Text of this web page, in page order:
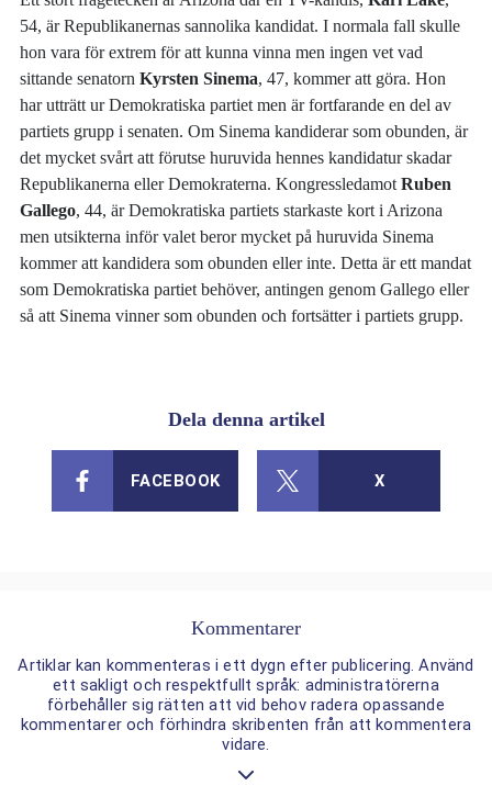
54, är Republikanernas sannolika kandidat. I normala fall skulle
hon vara för extrem för att kunna vinna men ingen vet vad
sittande senatornKyrsten Sinema, 47, kommer att göra. Hon
har utträtt ur Demokratiska partiet men är fortfarande en del av
partiets grupp i senaten. Om Sinema kandiderar som obunden, är
det mycket svårt att förutse huruvida hennes kandidatur skadar
Republikanerna eller Demokraterna. KongressledamotRuben
Gallego, 44, är Demokratiska partiets starkaste kort i Arizona
men utsikterna inför valet beror mycket på huruvida Sinema
kommer att kandidera som obunden eller inte. Detta är ett mandat
som Demokratiska partiet behöver, antingen genom Gallego eller
så att Sinema vinner som obunden och fortsätter i partiets grupp.
Dela denna artikel
FACEBOOK X
Kommentarer
Artiklar kan kommenteras i ett dygn efter publicering. Använd
ett sakligt och respektfullt språk: administratörerna
förbehåller sig rätten att vid behov radera opassande
kommentarer och förhindra skribenten från att kommentera
vidare.